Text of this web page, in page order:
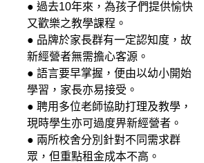
● 過去10年來，為孩子們提供愉快
又歡樂之教學課程 。
● 品牌於家長群有一定認知度，故
新經營者無需擔心客源。
● 語言要早掌握，便由以幼小開始
學習，家長亦易接受。
● 聘用多位老師協助打理及教學，
現時學生亦可過度畀新經營者。
● 兩所校舍分別針對不同需求群
眾，但重點租金成本不高。